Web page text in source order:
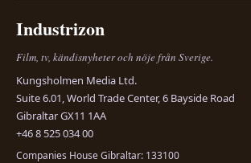
Industrizon
Film, tv, kändisnyheter och nöje från Sverige.
Kungsholmen Media Ltd.
Suite 6.01, World Trade Center, 6 Bayside Road
Gibraltar GX11 1AA
+46 8 525 034 00
Companies House Gibraltar: 133100